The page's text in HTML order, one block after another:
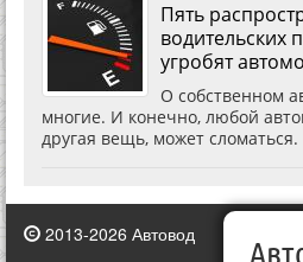
Пять
водительских
угробят
О собственном
многие. И конечно, любой
другая вещь, может сломаться.
2013-2026 Автовод